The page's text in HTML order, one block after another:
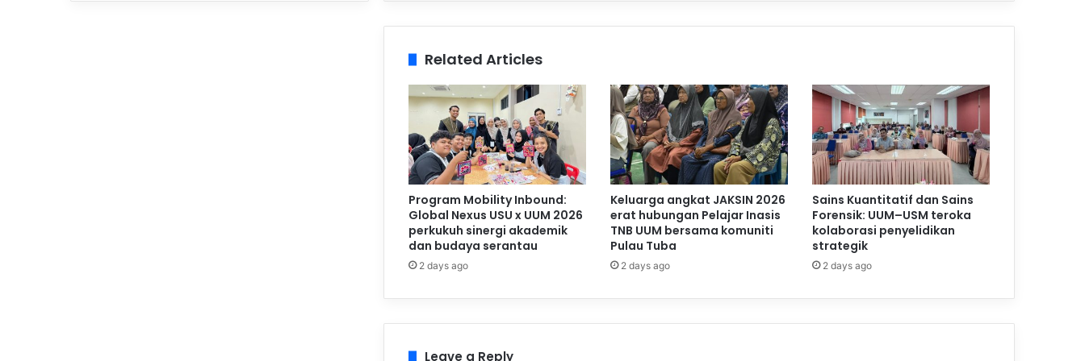
Related Articles
Program Mobility Inbound:
Global Nexus USU x UUM 2026
perkukuh sinergi akademik
dan budaya serantau
2 days ago
Keluarga angkat JAKSIN 2026
erat hubungan Pelajar Inasis
TNB UUM bersama komuniti
Pulau Tuba
2 days ago
Sains Kuantitatif dan Sains
Forensik: UUM–USM teroka
kolaborasi penyelidikan
strategik
2 days ago
Leave a Reply